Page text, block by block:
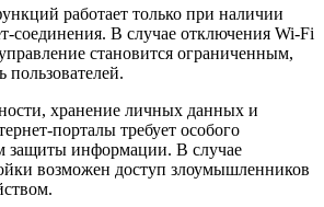
работает только при наличии
соединения. В случае отключения Wi-Fi
становится ограниченным,
пользователей.
хранение личных данных и
порталы требует особого
защиты информации. В случае
возможен доступ злоумышленников